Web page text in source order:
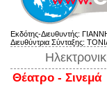
Εκδότης-Διευθυντής:
Διευθύντρια Σύνταξης:
Θέατρο - Σινεμά